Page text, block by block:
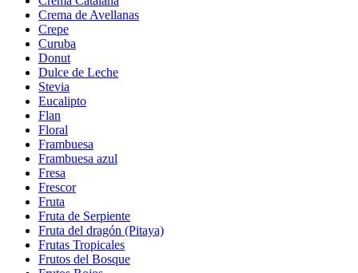
Crema de Avellanas
Crepe
Curuba
Donut
Dulce de Leche
Stevia
Eucalipto
Flan
Floral
Frambuesa
Frambuesa azul
Fresa
Frescor
Fruta
Fruta de Serpiente
Fruta del dragón (Pitaya)
Frutas Tropicales
Frutos del Bosque